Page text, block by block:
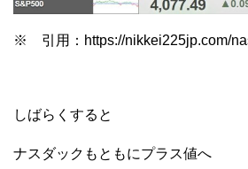
※ 引用：https://nikkei225jp.com/
しばらくすると
ナスダックもともにプラス値へ